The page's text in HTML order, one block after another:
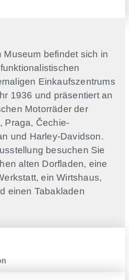
Museum befindet sich in
Einkaufszentrums
1936 und präsentiert an
Motorräder der
Praga, Čechie-
und Harley-Davidson.
besuchen Sie
alten Dorfladen, eine
ein Wirtshaus,
einen Tabakladen